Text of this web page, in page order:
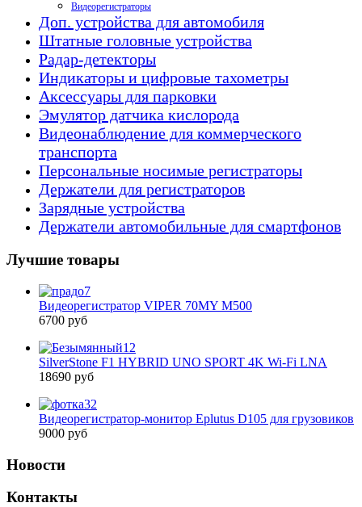
Видеорегистраторы
Доп. устройства для автомобиля
Штатные головные устройства
Радар-детекторы
Индикаторы и цифровые тахометры
Аксессуары для парковки
Эмулятор датчика кислорода
Видеонаблюдение для коммерческого
транспорта
Персональные носимые регистраторы
Держатели для регистраторов
Зарядные устройства
Держатели автомобильные для смартфонов
Лучшие товары
Видеорегистратор VIPER 70MY M500
6700 руб
SilverStone F1 HYBRID UNO SPORT 4K Wi-Fi LNA
18690 руб
Видеорегистратор-монитор Eplutus D105 для грузовиков
9000 руб
Новости
Контакты